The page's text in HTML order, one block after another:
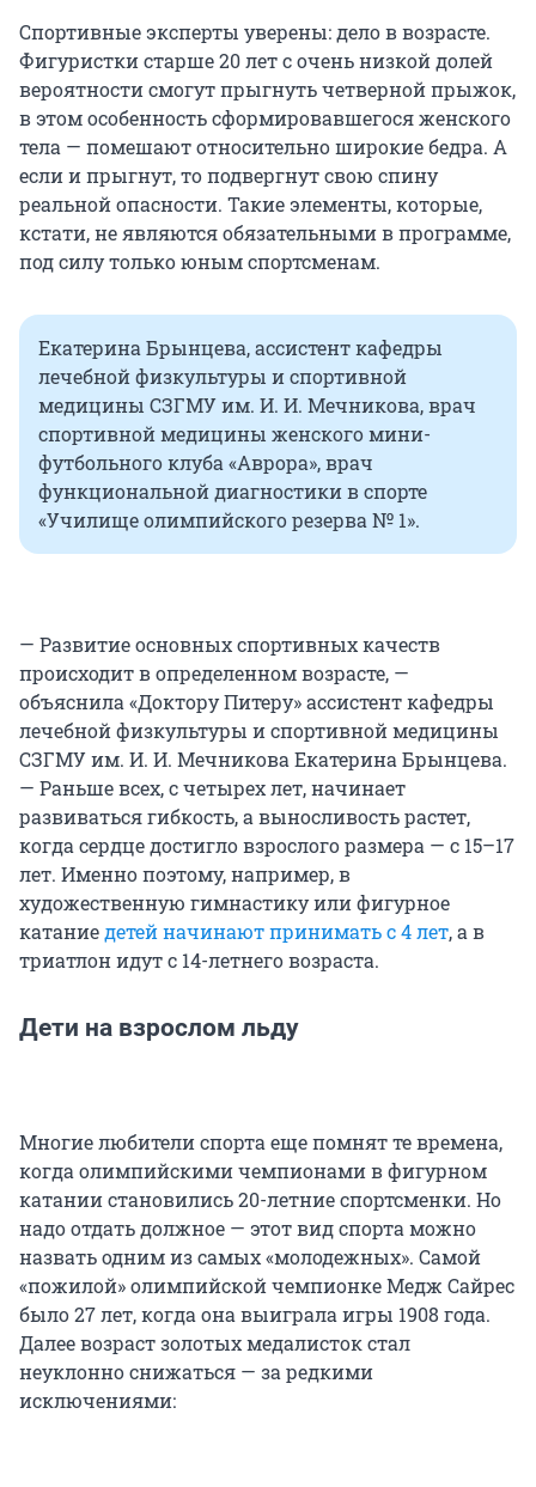
Спортивные эксперты уверены: дело в возрасте.
Фигуристки старше 20 лет с очень низкой долей
вероятности смогут прыгнуть четверной прыжок,
в этом особенность сформировавшегося женского
тела — помешают относительно широкие бедра. А
если и прыгнут, то подвергнут свою спину
реальной опасности. Такие элементы, которые,
кстати, не являются обязательными в программе,
под силу только юным спортсменам.
Екатерина Брынцева, ассистент кафедры
лечебной физкультуры и спортивной
медицины СЗГМУ им. И. И. Мечникова, врач
спортивной медицины женского мини-
футбольного клуба «Аврора», врач
функциональной диагностики в спорте
«Училище олимпийского резерва № 1».
— Развитие основных спортивных качеств
происходит в определенном возрасте, —
объяснила «Доктору Питеру» ассистент кафедры
лечебной физкультуры и спортивной медицины
СЗГМУ им. И. И. Мечникова Екатерина Брынцева.
— Раньше всех, с четырех лет, начинает
развиваться гибкость, а выносливость растет,
когда сердце достигло взрослого размера — с 15–17
лет. Именно поэтому, например, в
художественную гимнастику или фигурное
катаниедетей начинают принимать с 4 лет, а в
триатлон идут с 14-летнего возраста.
Дети на взрослом льду
Многие любители спорта еще помнят те времена,
когда олимпийскими чемпионами в фигурном
катании становились 20-летние спортсменки. Но
надо отдать должное — этот вид спорта можно
назвать одним из самых «молодежных». Самой
«пожилой» олимпийской чемпионке Медж Сайрес
было 27 лет, когда она выиграла игры 1908 года.
Далее возраст золотых медалисток стал
неуклонно снижаться — за редкими
исключениями: